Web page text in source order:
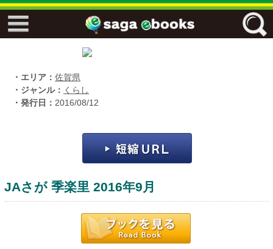
エリア
キーワード
・エリア： 佐賀県
・ジャンル： くらし
・発行日： 2016/08/12
JAさが 季楽里 2016年9月
↓↓ ebooks専用本棚 ↓↓